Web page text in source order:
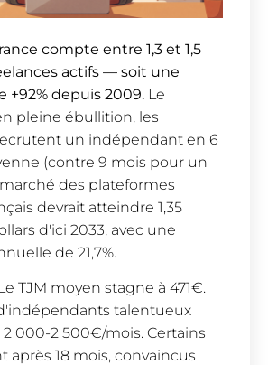
compte entre 1,3 et 1,5
actifs — soit une
+92% depuis 2009. Le
pleine ébullition, les
un indépendant en 6
(contre 9 mois pour un
des plateformes
devrait atteindre 1,35
d'ici 2033, avec une
de 21,7%.
TJM moyen stagne à 471€.
talentueux
000-2 500€/mois. Certains
après 18 mois, convaincus